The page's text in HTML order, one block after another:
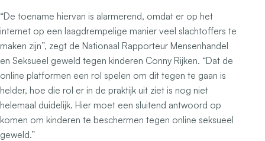
“De toename hiervan is alarmerend, omdat er op het
internet op een laagdrempelige manier veel slachtoffers te
maken zijn”, zegt de Nationaal Rapporteur Mensenhandel
en Seksueel geweld tegen kinderen Conny Rijken. “Dat de
online platformen een rol spelen om dit tegen te gaan is
helder, hoe die rol er in de praktijk uit ziet is nog niet
helemaal duidelijk. Hier moet een sluitend antwoord op
komen om kinderen te beschermen tegen online seksueel
geweld.”